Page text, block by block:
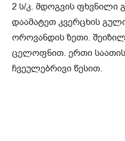
2 ს/კ. მდოგვის ფხვნილი
დაამატეთ კვერცხის
ოროვანდის ზეთი.
ცელოფნით. ერთი საათის
ჩვეულებრივი წესით.